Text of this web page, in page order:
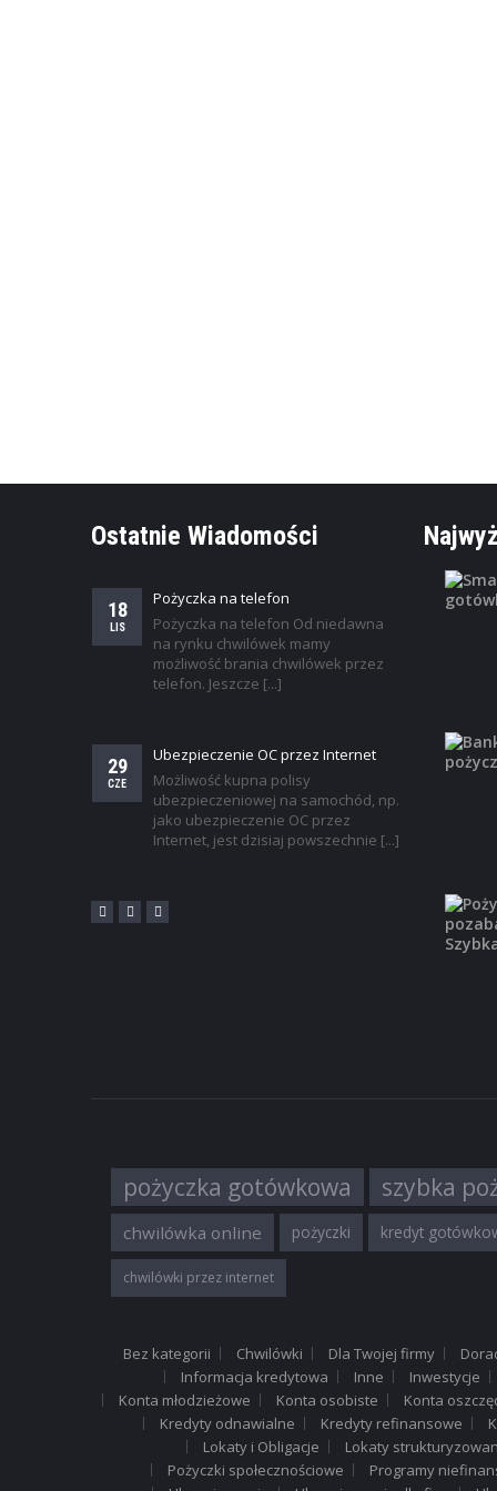
Ostatnie Wiadomości
18
LIS
Pożyczka na telefon
Pożyczka na telefon Od niedawna
na rynku chwilówek mamy
możliwość brania chwilówek przez
telefon. Jeszcze [...]
29
CZE
Ubezpieczenie OC przez Internet
Możliwość kupna polisy
ubezpieczeniowej na samochód, np.
jako ubezpieczenie OC przez
Internet, jest dzisiaj powszechnie [...]
pożyczka gotówkowa szybka
chwilówka online pożyczki kredyt
chwilówki przez internet
Bez kategorii Chwilówki Dla Twojej firmy
Informacja kredytowa
Inne
Inwestycje
Konta młodzieżowe
Konta osobiste
Konta
Kredyty odnawialne
Kredyty refinansowe
Lokaty i Obligacje
Lokaty
Pożyczki społecznościowe
Programy